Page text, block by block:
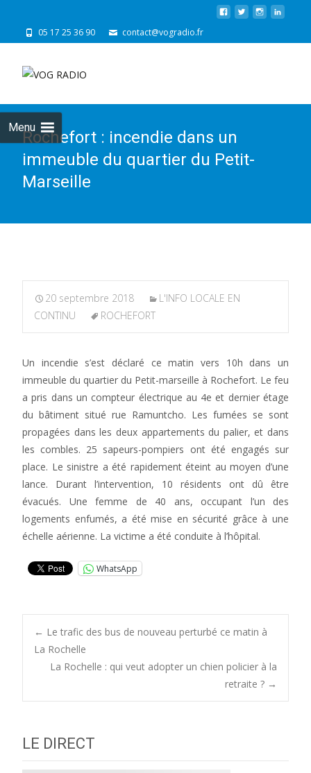
05 17 25 36 90 contact@vogradio.fr
Menu
Rochefort : incendie dans un
immeuble du quartier du Petit-
Marseille
20 septembre 2018
L'INFO LOCALE EN
CONTINU
ROCHEFORT
Un incendie s’est déclaré ce matin vers 10h dans un
immeuble du quartier du Petit-marseille à Rochefort. Le feu
a pris dans un compteur électrique au 4e et dernier étage
du bâtiment situé rue Ramuntcho. Les fumées se sont
propagées dans les deux appartements du palier, et dans
les combles. 25 sapeurs-pompiers ont été engagés sur
place. Le sinistre a été rapidement éteint au moyen d’une
lance. Durant l’intervention, 10 résidents ont dû être
évacués. Une femme de 40 ans, occupant l’un des
logements enfumés, a été mise en sécurité grâce à une
échelle aérienne. La victime a été conduite à l’hôpital.
WhatsApp
Post
navigation
← Le trafic des bus de nouveau perturbé ce matin à
La Rochelle
La Rochelle : qui veut adopter un chien policier à la
retraite ? →
LE DIRECT